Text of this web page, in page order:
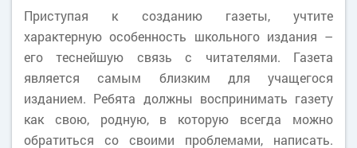
Приступая к созданию газеты, учтите
характерную особенность школьного издания –
его теснейшую связь с читателями. Газета
является самым близким для учащегося
изданием. Ребята должны воспринимать газету
как свою, родную, в которую всегда можно
обратиться со своими проблемами, написать.